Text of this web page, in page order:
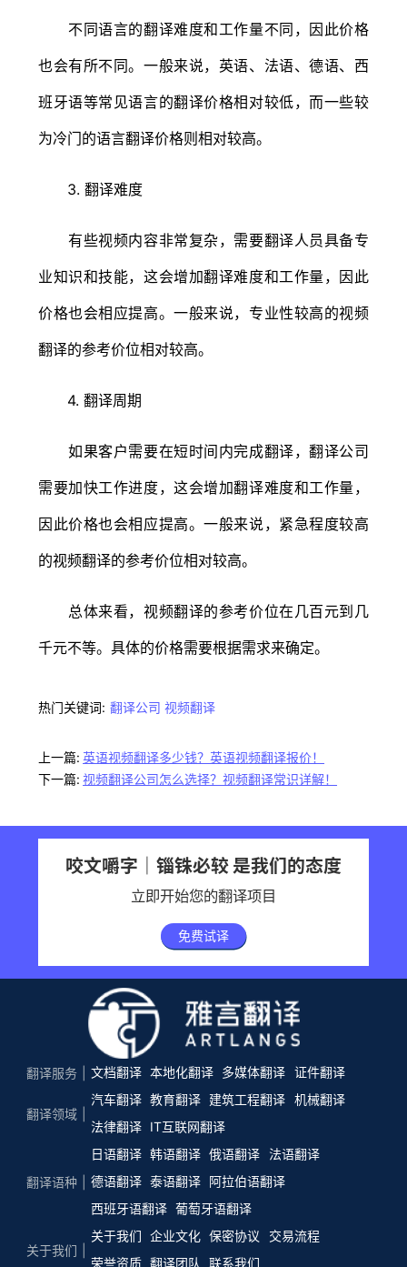
不同语言的翻译难度和工作量不同，因此价格
也会有所不同。一般来说，英语、法语、德语、西
班牙语等常见语言的翻译价格相对较低，而一些较
为冷门的语言翻译价格则相对较高。
3. 翻译难度
有些视频内容非常复杂，需要翻译人员具备专
业知识和技能，这会增加翻译难度和工作量，因此
价格也会相应提高。一般来说，专业性较高的视频
翻译的参考价位相对较高。
4. 翻译周期
如果客户需要在短时间内完成翻译，翻译公司
需要加快工作进度，这会增加翻译难度和工作量，
因此价格也会相应提高。一般来说，紧急程度较高
的视频翻译的参考价位相对较高。
总体来看，视频翻译的参考价位在几百元到几
千元不等。具体的价格需要根据需求来确定。
热门关键词: 翻译公司 视频翻译
上一篇: 英语视频翻译多少钱？英语视频翻译报价！
下一篇: 视频翻译公司怎么选择？视频翻译常识详解！
咬文嚼字｜锱铢必较 是我们的态度
立即开始您的翻译项目
免费试译
翻译服务 文档翻译 本地化翻译 多媒体翻译 证件翻译
翻译领域
汽车翻译 教育翻译 建筑工程翻译 机械翻译
法律翻译
IT互联网翻译
翻译语种
日语翻译 韩语翻译 俄语翻译
法语翻译
德语翻译 泰语翻译 阿拉伯语翻译
西班牙语翻译 葡萄牙语翻译
关于我们
关于我们 企业文化 保密协议
交易流程
荣誉资质 翻译团队 联系我们